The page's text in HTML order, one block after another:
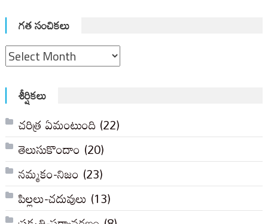
గత సంచికలు
గత
సంచికలు
శీర్షికలు
చరిత్ర ఏమంటుంది (22)
తెలుసుకొందాం (20)
నమ్మకం-నిజం (23)
పిల్లలు-చదువులు (13)